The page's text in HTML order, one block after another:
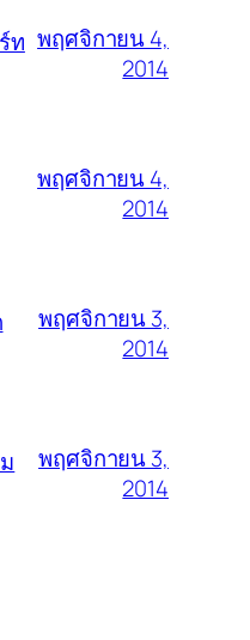
ท พฤศจิกายน 4,
2014
พฤศจิกายน 4,
2014
พฤศจิกายน 3,
2014
พฤศจิกายน 3,
2014